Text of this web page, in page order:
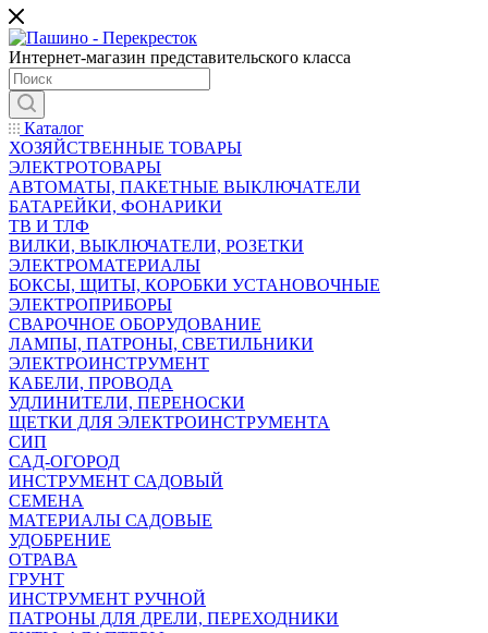
Интернет-магазин представительского класса
Каталог
ХОЗЯЙСТВЕННЫЕ ТОВАРЫ
ЭЛЕКТРОТОВАРЫ
АВТОМАТЫ, ПАКЕТНЫЕ ВЫКЛЮЧАТЕЛИ
БАТАРЕЙКИ, ФОНАРИКИ
ТВ И ТЛФ
ВИЛКИ, ВЫКЛЮЧАТЕЛИ, РОЗЕТКИ
ЭЛЕКТРОМАТЕРИАЛЫ
БОКСЫ, ЩИТЫ, КОРОБКИ УСТАНОВОЧНЫЕ
ЭЛЕКТРОПРИБОРЫ
СВАРОЧНОЕ ОБОРУДОВАНИЕ
ЛАМПЫ, ПАТРОНЫ, СВЕТИЛЬНИКИ
ЭЛЕКТРОИНСТРУМЕНТ
КАБЕЛИ, ПРОВОДА
УДЛИНИТЕЛИ, ПЕРЕНОСКИ
ЩЕТКИ ДЛЯ ЭЛЕКТРОИНСТРУМЕНТА
СИП
САД-ОГОРОД
ИНСТРУМЕНТ САДОВЫЙ
СЕМЕНА
МАТЕРИАЛЫ САДОВЫЕ
УДОБРЕНИЕ
ОТРАВА
ГРУНТ
ИНСТРУМЕНТ РУЧНОЙ
ПАТРОНЫ ДЛЯ ДРЕЛИ, ПЕРЕХОДНИКИ